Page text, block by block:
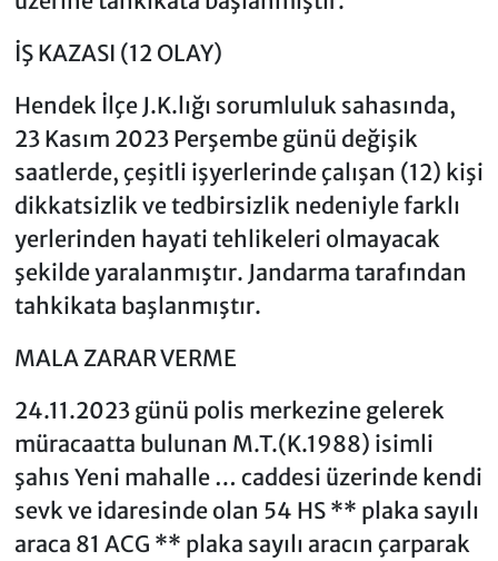
İŞ KAZASI (12 OLAY)
Hendek İlçe J.K.lığı sorumluluk sahasında,
23 Kasım 2023 Perşembe günü değişik
saatlerde, çeşitli işyerlerinde çalışan (12) kişi
dikkatsizlik ve tedbirsizlik nedeniyle farklı
yerlerinden hayati tehlikeleri olmayacak
şekilde yaralanmıştır. Jandarma tarafından
tahkikata başlanmıştır.
MALA ZARAR VERME
24.11.2023 günü polis merkezine gelerek
müracaatta bulunan M.T.(K.1988) isimli
şahıs Yeni mahalle … caddesi üzerinde kendi
sevk ve idaresinde olan 54 HS ** plaka sayılı
araca 81 ACG ** plaka sayılı aracın çarparak